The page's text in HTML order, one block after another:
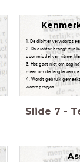
1. De dichter verwoordt
2. De dichter brengt zijn
door middel van ritme,
3. Het gaat niet om
maar om de lengte van
4. Wordt gebruik
woordgrapjes
Slide 7 -